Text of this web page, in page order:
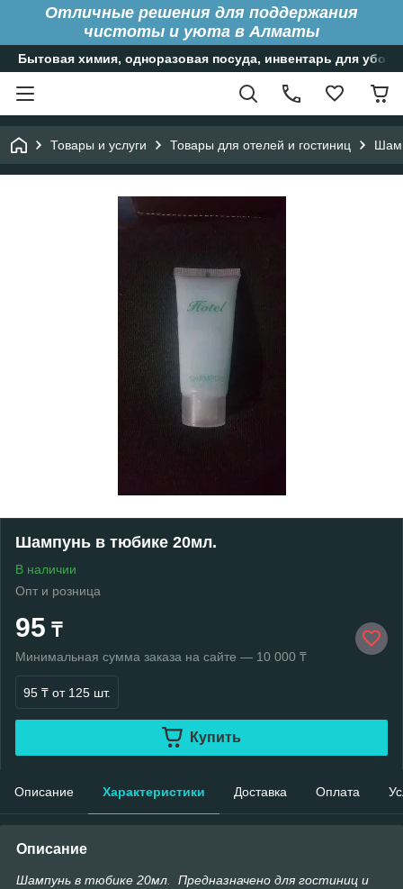
Отличные решения для поддержания
чистоты и уюта в Алматы
Бытовая химия, одноразовая посуда, инвентарь для
Товары и услуги Товары для отелей и гостиниц
Шампунь в тюбике 20мл.
В наличии
Опт и розница
95 ₸
Минимальная сумма заказа на сайте — 10 000 ₸
95 ₸ от 125 шт.
Купить
Описание Характеристики Доставка Оплата
Описание
Шампунь в тюбике 20мл. Предназначено для гостиниц и